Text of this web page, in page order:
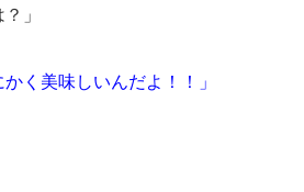
」
く美味しいんだよ！！」